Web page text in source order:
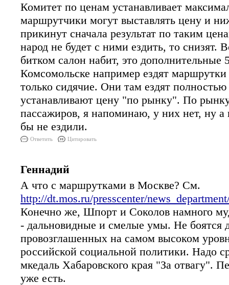
Комитет по ценам устанавливает
маршрутчики могут выставлять цену и
прикинут сначала результат по таким
народ не будет с ними ездить, то снизят.
битком салон набит, это дополнительные
Комсомольске например ездят
только сидячие. Они там ездят
устанавливают цену "по рынку". По
пассажиров, я напоминаю, у них нет, ну а
бы не ездили.
Ответить Цитировать
Геннадий
А что с маршрутками в Москве? См.
http://dt.mos.ru/presscenter/
Конечно же, Шпорт и Соколов намного
- дальновидные и смелые умы. Не боятся
провозглашенных на самом высоком
российской социальной политики. Надо
мкедаль Хабаровского края "За отвагу".
уже есть.